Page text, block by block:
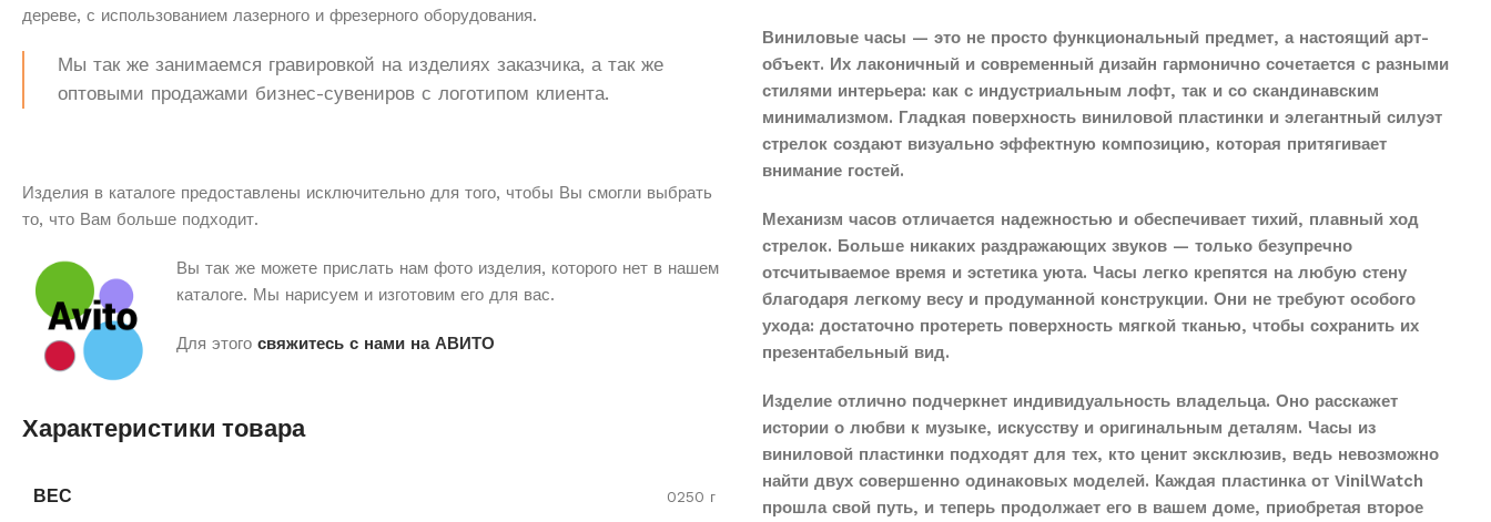
дереве, с использованием лазерного и фрезерного оборудования.
Мы так же занимаемся гравировкой на изделиях заказчика, а так же
оптовыми продажами бизнес-сувениров с логотипом клиента.
Изделия в каталоге предоставлены исключительно для того, чтобы Вы смогли выбрать
то, что Вам больше подходит.
Вы так же можете прислать нам фото изделия, которого нет в нашем
каталоге. Мы нарисуем и изготовим его для вас.
Для этого свяжитесь с нами на АВИТО
Характеристики товара
ВЕС 0250 г
Виниловые часы — это не просто функциональный предмет, а настоящий арт-
объект. Их лаконичный и современный дизайн гармонично сочетается с разными
стилями интерьера: как с индустриальным лофт, так и со скандинавским
минимализмом. Гладкая поверхность виниловой пластинки и элегантный силуэт
стрелок создают визуально эффектную композицию, которая притягивает
внимание гостей.
Механизм часов отличается надежностью и обеспечивает тихий, плавный ход
стрелок. Больше никаких раздражающих звуков — только безупречно
отсчитываемое время и эстетика уюта. Часы легко крепятся на любую стену
благодаря легкому весу и продуманной конструкции. Они не требуют особого
ухода: достаточно протереть поверхность мягкой тканью, чтобы сохранить их
презентабельный вид.
Изделие отлично подчеркнет индивидуальность владельца. Оно расскажет
истории о любви к музыке, искусству и оригинальным деталям. Часы из
виниловой пластинки подходят для тех, кто ценит эксклюзив, ведь невозможно
найти двух совершенно одинаковых моделей. Каждая пластинка от VinilWatch
прошла свой путь, и теперь продолжает его в вашем доме, приобретая второе